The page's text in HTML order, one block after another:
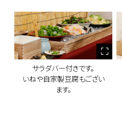
サラダバー付きです。
いねや自家製豆腐もござい
ます。